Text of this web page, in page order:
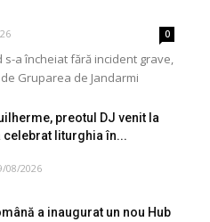
0
a încheiat fără incident grave,
Gruparea de Jandarmi
preotul DJ venit la
celebrat liturghia în...
08/2026
a inaugurat un nou Hub